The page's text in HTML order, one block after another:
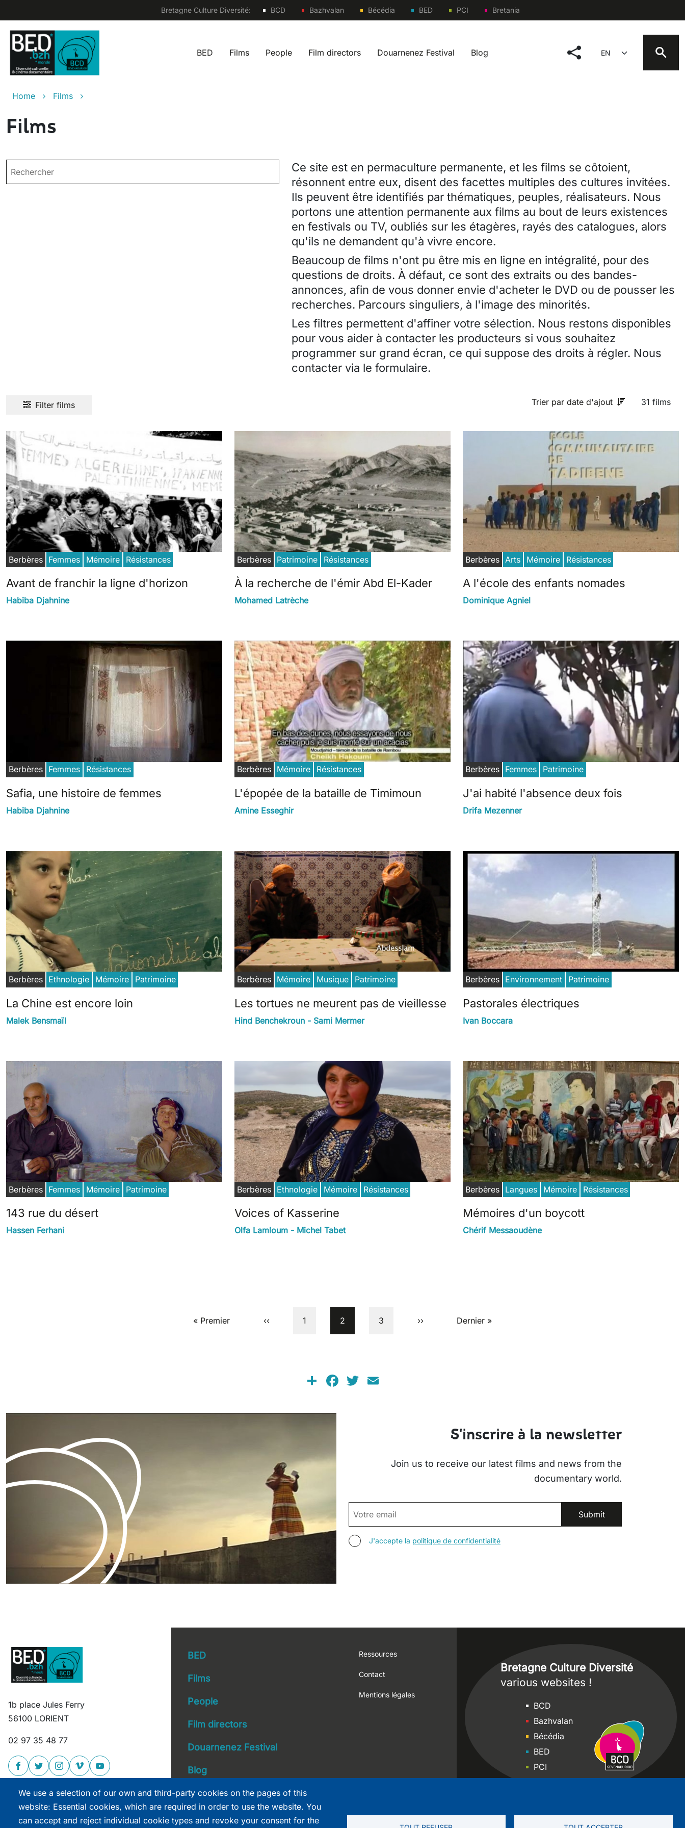
Bretagne Culture Diversité: Sites
BCD Bazhvalan Bécédia BED PCI Bretania
Main navigation fr
BED Films People Film directors Douarnenez Festival Blog social menu
Select your language
Breadcrumb
Home Films
Films
Ce site est en permaculture permanente, et les films se côtoient,
résonnent entre eux, disent des facettes multiples des cultures invitées.
Ils peuvent être identifiés par thématiques, peuples, réalisateurs. Nous
portons une attention permanente aux films au bout de leurs existences
en festivals ou TV, oubliés sur les étagères, rayés des catalogues, alors
qu'ils ne demandent qu'à vivre encore.
Beaucoup de films n'ont pu être mis en ligne en intégralité, pour des
questions de droits. À défaut, ce sont des extraits ou des bandes-
annonces, afin de vous donner envie d'acheter le DVD ou de pousser les
recherches. Parcours singuliers, à l'image des minorités.
Les filtres permettent d'affiner votre sélection. Nous restons disponibles
pour vous aider à contacter les producteurs si vous souhaitez
programmer sur grand écran, ce qui suppose des droits à régler. Nous
contacter via le formulaire.
Filter films Trier par date d'ajout 31 films
Berbères Femmes Mémoire Résistances
Avant de franchir la ligne d'horizon
Habiba Djahnine
Berbères Patrimoine Résistances
À la recherche de l'émir Abd El-Kader
Mohamed Latrèche
Berbères Arts Mémoire Résistances
A l'école des enfants nomades
Dominique Agniel
Berbères Femmes Résistances
Safia, une histoire de femmes
Habiba Djahnine
Berbères Mémoire Résistances
L'épopée de la bataille de Timimoun
Amine Esseghir
Berbères Femmes Patrimoine
J'ai habité l'absence deux fois
Drifa Mezenner
Berbères Ethnologie Mémoire Patrimoine
La Chine est encore loin
Malek Bensmaïl
Berbères Mémoire Musique Patrimoine
Les tortues ne meurent pas de vieillesse
Hind Benchekroun - Sami Mermer
Berbères Environnement Patrimoine
Pastorales électriques
Ivan Boccara
Berbères Femmes Mémoire Patrimoine
143 rue du désert
Hassen Ferhani
Berbères Ethnologie Mémoire Résistances
Voices of Kasserine
Olfa Lamloum - Michel Tabet
Berbères Langues Mémoire Résistances
Mémoires d'un boycott
Chérif Messaoudène
First page
« Premier Previous page
‹‹ Page
1 Current page
2 Page
3 Next page
›› Last page
Dernier »
ShareFacebook
Twitter
S'inscrire à la newsletter
Join us to receive our latest films and news from the
documentary world.
EMAIL
AGREE TERMS
J'accepte la politique de confidentialité
1b place Jules Ferry
56100 LORIENT
02 97 35 48 77
Main navigation
BED
Films
People
Film directors
Douarnenez Festival
Blog
Footer
Ressources
Contact
Mentions légales
Bretagne Culture Diversité
various websites !
SitesBCD
Bazhvalan
Bécédia
BED
PCI
We use a selection of our own and third-party cookies on the pages of this
website: Essential cookies, which are required in order to use the website. You
can accept and reject individual cookie types and revoke your consent for the